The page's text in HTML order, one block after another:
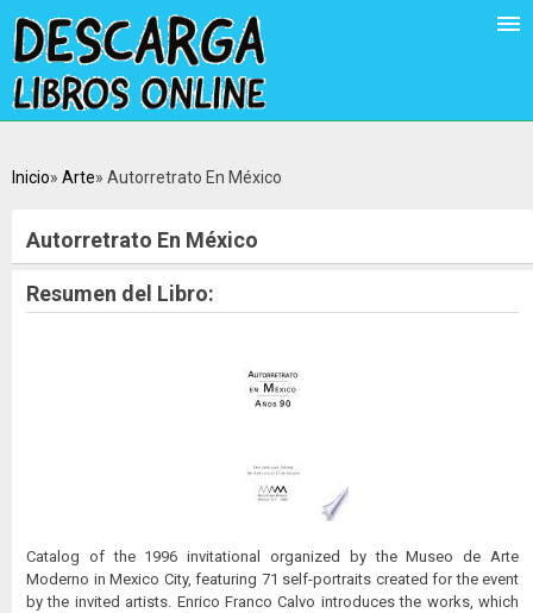
Inicio Arte Autorretrato En México
Autorretrato En México
Resumen del Libro:
Catalog of the 1996 invitational organized by the Museo de Arte
Moderno in Mexico City, featuring 71 self-portraits created for the event
by the invited artists. Enrico Franco Calvo introduces the works, which